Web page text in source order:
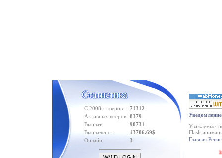
С 2008г. юзеров:
71312
Активных юзеров: 8379
Выплат:
90731
Выплачено:
13706.69$
Онлайн:
3
Уважаемые
Flash-
Главная